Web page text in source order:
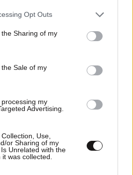
app uses one or more Google
usage behaviour. You may click to
Google and its third-party tags to
purposes in below Google
Opt Outs
Sharing of my
Sale of my
my
Advertising.
Use,
or Sharing of my
Unrelated with the
was collected.
Η Ελλάδα αγγίζει
δύο ηπείρων και των